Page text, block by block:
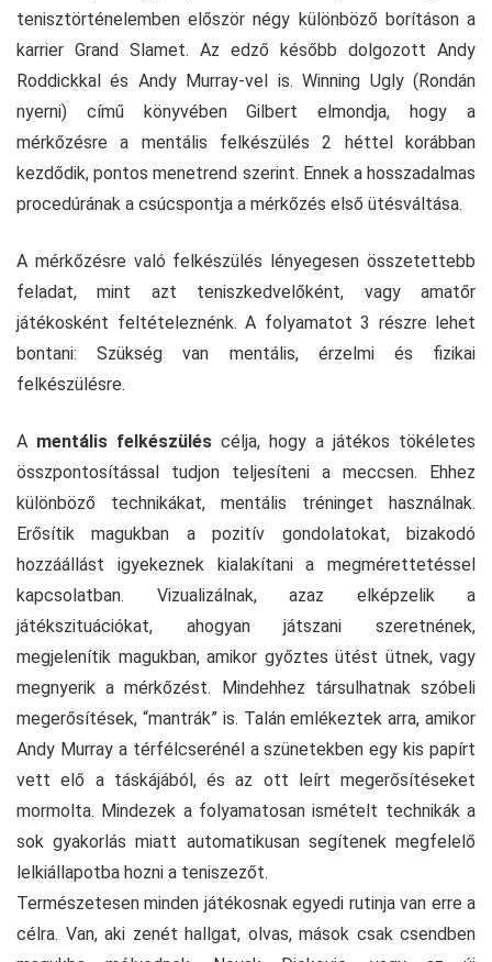
tenisztörténelemben először négy különböző borításon a
karrier Grand Slamet. Az edző később dolgozott Andy
Roddickkal és Andy Murray-vel is. Winning Ugly (Rondán
nyerni) című könyvében Gilbert elmondja, hogy a
mérkőzésre a mentális felkészülés 2 héttel korábban
kezdődik, pontos menetrend szerint. Ennek a hosszadalmas
procedúrának a csúcspontja a mérkőzés első ütésváltása.
A mérkőzésre való felkészülés lényegesen összetettebb
feladat, mint azt teniszkedvelőként, vagy amatőr
játékosként feltételeznénk. A folyamatot 3 részre lehet
bontani: Szükség van mentális, érzelmi és fizikai
felkészülésre.
A mentális felkészülés célja, hogy a játékos tökéletes
összpontosítással tudjon teljesíteni a meccsen. Ehhez
különböző technikákat, mentális tréninget használnak.
Erősítik magukban a pozitív gondolatokat, bizakodó
hozzáállást igyekeznek kialakítani a megmérettetéssel
kapcsolatban. Vizualizálnak, azaz elképzelik a
játékszituációkat, ahogyan játszani szeretnének,
megjelenítik magukban, amikor győztes ütést ütnek, vagy
megnyerik a mérkőzést. Mindehhez társulhatnak szóbeli
megerősítések, “mantrák” is. Talán emlékeztek arra, amikor
Andy Murray a térfélcserénél a szünetekben egy kis papírt
vett elő a táskájából, és az ott leírt megerősítéseket
mormolta. Mindezek a folyamatosan ismételt technikák a
sok gyakorlás miatt automatikusan segítenek megfelelő
lelkiállapotba hozni a teniszezőt.
Természetesen minden játékosnak egyedi rutinja van erre a
célra. Van, aki zenét hallgat, olvas, mások csak csendben